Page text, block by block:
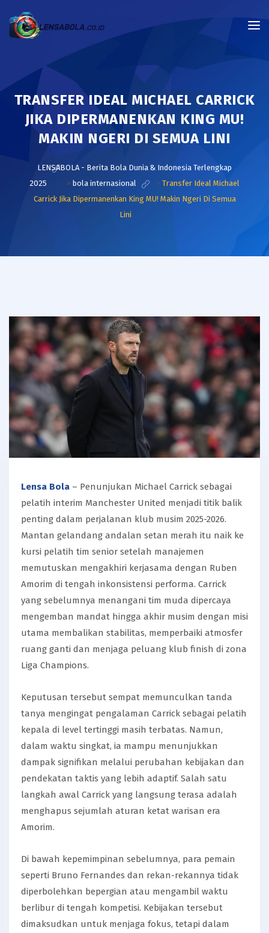
TRANSFER IDEAL MICHAEL CARRICK
JIKA DIPERMANENKAN KING MU!
MAKIN NGERI DI SEMUA LINI
LENSABOLA - Berita Bola Dunia & Indonesia Terlengkap
2025
> bola internasional > Transfer Ideal Michael
Carrick Jika Dipermanenkan King MU! Makin Ngeri Di Semua
Lini
Lensa Bola – Penunjukan Michael Carrick sebagai
pelatih interim Manchester United menjadi titik balik
penting dalam perjalanan klub musim 2025-2026.
Mantan gelandang andalan setan merah itu naik ke
kursi pelatih tim senior setelah manajemen
memutuskan mengakhiri kerjasama dengan Ruben
Amorim di tengah inkonsistensi performa. Carrick
yang sebelumnya menangani tim muda dipercaya
mengemban mandat hingga akhir musim dengan misi
utama membalikan stabilitas, memperbaiki atmosfer
ruang ganti dan menjaga peluang klub finish di zona
Liga Champions.
Keputusan tersebut sempat memunculkan tanda
tanya mengingat pengalaman Carrick sebagai pelatih
kepala di level tertinggi masih terbatas. Namun,
dalam waktu singkat, ia mampu menunjukkan
dampak signifikan melalui perubahan kebijakan dan
pendekatan taktis yang lebih adaptif. Salah satu
langkah awal Carrick yang langsung terasa adalah
menghapus sejumlah aturan ketat warisan era
Amorim.
Di bawah kepemimpinan sebelumnya, para pemain
seperti Bruno Fernandes dan rekan-rekannya tidak
diperbolehkan bepergian atau mengambil waktu
berlibur di tengah kompetisi. Kebijakan tersebut
dimaksudkan untuk menjaga fokus, tetapi dalam